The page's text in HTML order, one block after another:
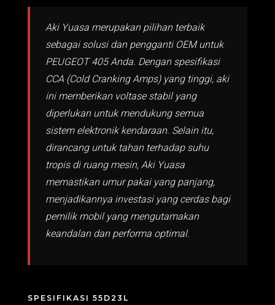
Aki Yuasa merupakan pilihan terbaik
sebagai solusi dan pengganti OEM untuk
PEUGEOT 405 Anda. Dengan spesifikasi
CCA (Cold Cranking Amps) yang tinggi, aki
ini memberikan voltase stabil yang
diperlukan untuk mendukung semua
sistem elektronik kendaraan. Selain itu,
dirancang untuk tahan terhadap suhu
tropis di ruang mesin, Aki Yuasa
memastikan umur pakai yang panjang,
menjadikannya investasi yang cerdas bagi
pemilik mobil yang mengutamakan
keandalan dan performa optimal.
SPESIFIKASI 55D23L